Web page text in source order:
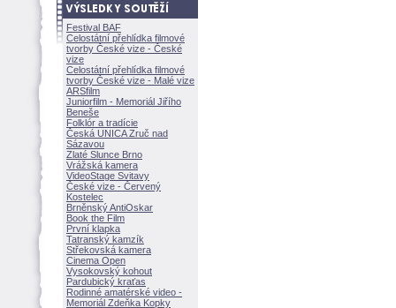
Festival BAF
Celostátní přehlídka filmové
tvorby České vize - České
vize
Celostátní přehlídka filmové
tvorby České vize - Malé vize
ARSfilm
Juniorfilm - Memoriál Jiřího
Beneše
Folklór a tradície
Česká UNICA Zruč nad
Sázavou
Zlaté Slunce Brno
Vrážská kamera
VideoStage Svitavy
České vize - Červený
Kostelec
Brněnský AntiOskar
Book the Film
První klapka
Tatranský kamzík
Střekovská kamera
Cinema Open
Vysokovský kohout
Pardubický kraťas
Rodinné amatérské video -
Memoriál Zdeňka Kopky